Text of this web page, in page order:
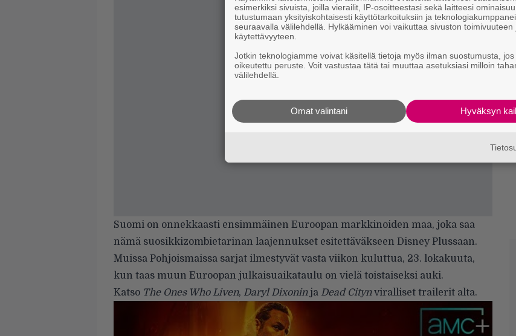
Suomi on onnekkaasti ensimmäinen Euroopan markkinoiden maa, joka saa
nämä suosikkizombietarinan laajennukset esitettäväkseen Disney Plussaan.
Muissa Pohjoismaissa sarjat ilmestyvät vasta viikon kuluttua, 23. lokakuuta,
kun taas muun Euroopan julkaisuaikataulu on vielä toistaiseksi auki.
Katso The Ones Who Liven, Daryl Dixoninja Dead Citynviralliset trailerit alta.
esimerkiksi sivuista, joilla vierailit, IP-osoitteestasi sekä laitteesi
tutustumaan yksityiskohtaisesti käyttötarkoituksiin ja
seuraavalla välilehdellä. Hylkääminen voi vaikuttaa sivuston toimivuuteen
käytettävyyteen.
Jotkin teknologiamme voivat käsitellä tietoja myös ilman suostumusta,
oikeutettu peruste. Voit vastustaa tätä tai muuttaa asetuksiasi milloin
välilehdellä.
Hyväksyn
Omat valintani